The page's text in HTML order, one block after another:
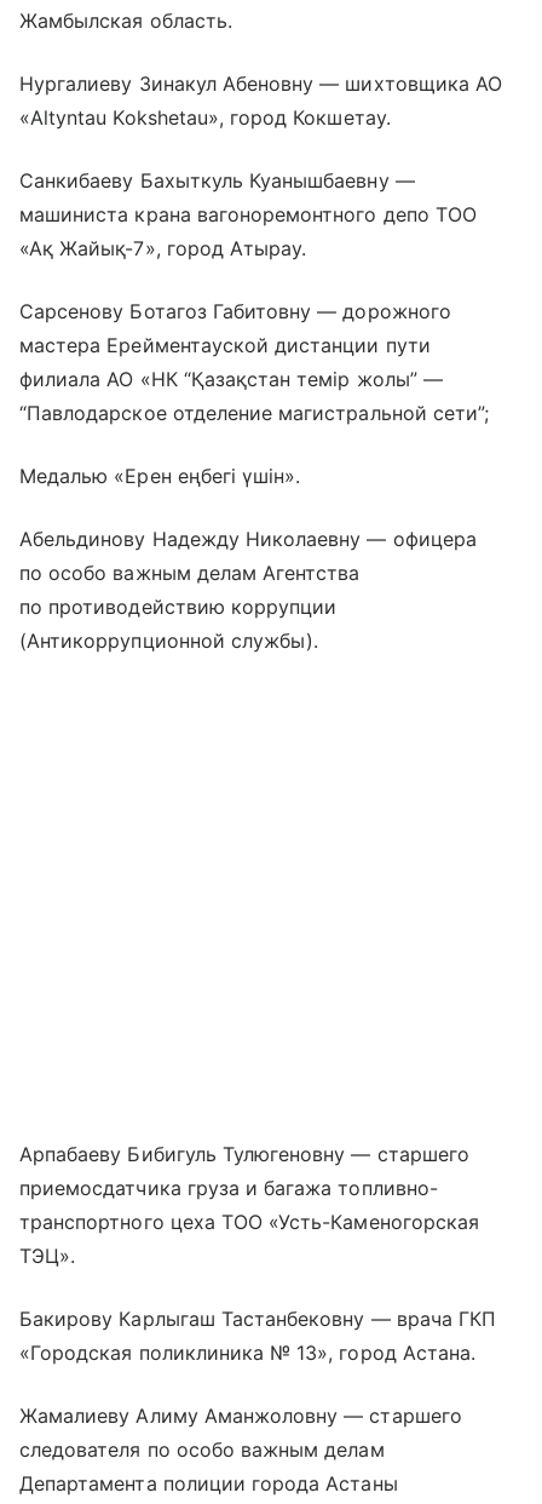
Жамбылская область.
Нургалиеву Зинакул Абеновну — шихтовщика АО
«Altyntau Kokshetau», город Кокшетау.
Санкибаеву Бахыткуль Куанышбаевну —
машиниста крана вагоноремонтного депо ТОО
«Ақ Жайық-7», город Атырау.
Сарсенову Ботагоз Габитовну — дорожного
мастера Ерейментауской дистанции пути
филиала АО «НК “Қазақстан темір жолы” —
“Павлодарское отделение магистральной сети”;
Медалью «Ерен еңбегі үшін».
Абельдинову Надежду Николаевну — офицера
по особо важным делам Агентства
по противодействию коррупции
(Антикоррупционной службы).
Арпабаеву Бибигуль Тулюгеновну — старшего
приемосдатчика груза и багажа топливно-
транспортного цеха ТОО «Усть-Каменогорская
ТЭЦ».
Бакирову Карлыгаш Тастанбековну — врача ГКП
«Городская поликлиника № 13», город Астана.
Жамалиеву Алиму Аманжоловну — старшего
следователя по особо важным делам
Департамента полиции города Астаны